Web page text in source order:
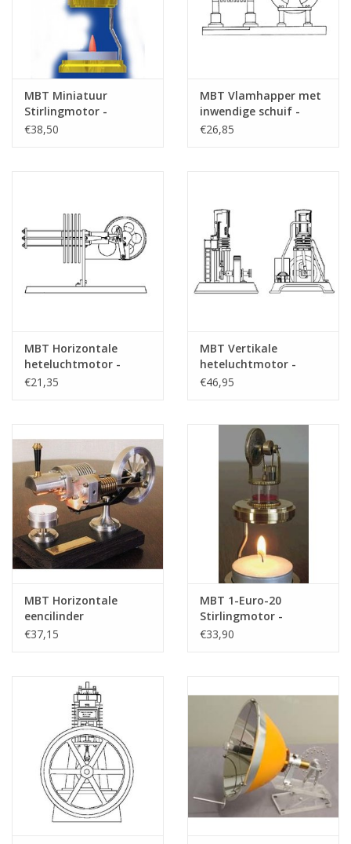
MBT Miniatuur
Stirlingmotor -
Bouwtekening Schaal 1
€38,50
MBT Vlamhapper met
inwendige schuif -
Bouwtekening Schaal 1
€26,85
MBT Horizontale
heteluchtmotor -
Bouwtekening Schaal 1
€21,35
MBT Vertikale
heteluchtmotor -
Bouwtekening Schaal 1
€46,95
MBT Horizontale
eencilinder
Stirlingmotor "Bas" -
€37,15
MBT 1-Euro-20
Stirlingmotor -
Bouwtekening Schaal 1
€33,90